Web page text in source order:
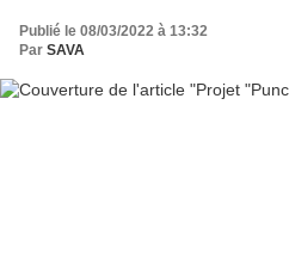
Publié le 08/03/2022 à 13:32
Par SAVA